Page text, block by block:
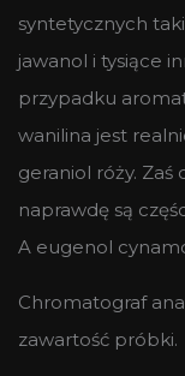
syntetycznych
jawanol i tysiące
przypadku
wanilina jest
geraniol róży.
naprawdę są
A eugenol
Chromatograf
zawartość próbki.